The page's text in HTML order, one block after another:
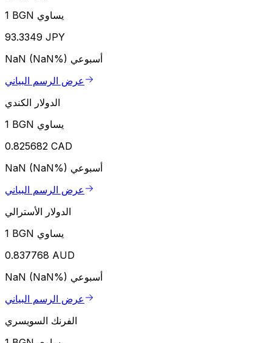
1 BGN يساوي
93.3349 JPY
NaN (NaN%) أسبوعي
عرض الرسم البياني
الدولار الكندي
1 BGN يساوي
0.825682 CAD
NaN (NaN%) أسبوعي
عرض الرسم البياني
الدولار الأسترالي
1 BGN يساوي
0.837768 AUD
NaN (NaN%) أسبوعي
عرض الرسم البياني
الفرنك السويسري